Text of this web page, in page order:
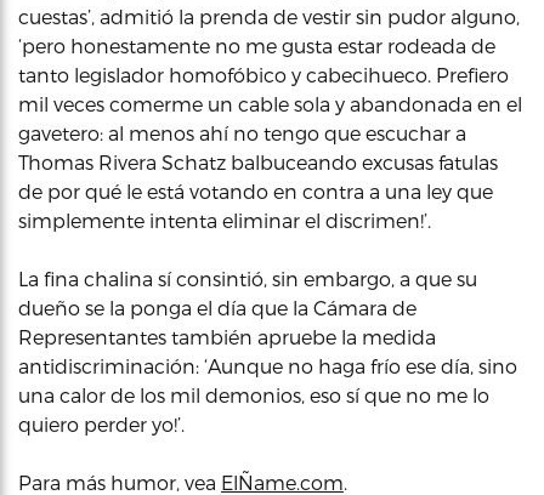
cuestas’, admitió la prenda de vestir sin pudor alguno,
‘pero honestamente no me gusta estar rodeada de
tanto legislador homofóbico y cabecihueco. Prefiero
mil veces comerme un cable sola y abandonada en el
gavetero: al menos ahí no tengo que escuchar a
Thomas Rivera Schatz balbuceando excusas fatulas
de por qué le está votando en contra a una ley que
simplemente intenta eliminar el discrimen!’.
La fina chalina sí consintió, sin embargo, a que su
dueño se la ponga el día que la Cámara de
Representantes también apruebe la medida
antidiscriminación: ‘Aunque no haga frío ese día, sino
una calor de los mil demonios, eso sí que no me lo
quiero perder yo!’.
Para más humor, vea ElÑame.com.